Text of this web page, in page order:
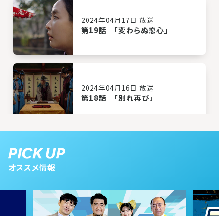
2024年04月17日 放送
第19話 「変わらぬ恋心」
2024年04月16日 放送
第18話 「別れ再び」
オススメ情報